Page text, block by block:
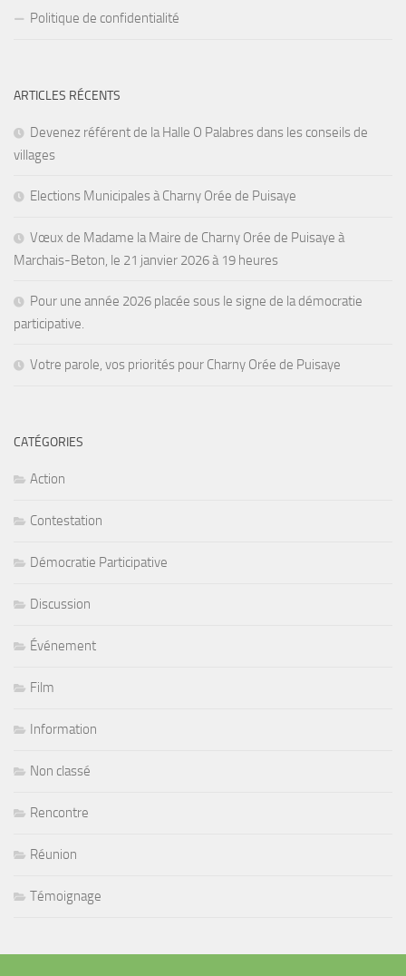
Politique de confidentialité
ARTICLES RÉCENTS
Devenez référent de la Halle O Palabres dans les conseils de
villages
Elections Municipales à Charny Orée de Puisaye
Vœux de Madame la Maire de Charny Orée de Puisaye à
Marchais-Beton, le 21 janvier 2026 à 19 heures
Pour une année 2026 placée sous le signe de la démocratie
participative.
Votre parole, vos priorités pour Charny Orée de Puisaye
CATÉGORIES
Action
Contestation
Démocratie Participative
Discussion
Événement
Film
Information
Non classé
Rencontre
Réunion
Témoignage